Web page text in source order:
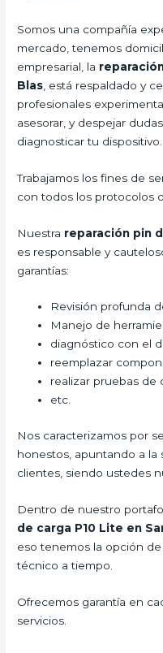
Somos una compañía
mercado, tenemos
empresarial, la
Blas , está respaldado y
profesionales
asesorar, y despejar
diagnosticar tu dispositivo.
Trabajamos los fines de
con todos los protocolos
Nuestra reparación pin
es responsable y
garantías:
Revisión profunda
Manejo de
diagnóstico con el
reemplazar
realizar pruebas de
etc.
Nos caracterizamos por
honestos, apuntando a
clientes, siendo ustedes
Dentro de nuestro
de carga P10 Lite en
eso tenemos la opción
técnico a tiempo.
Ofrecemos garantía en
servicios.